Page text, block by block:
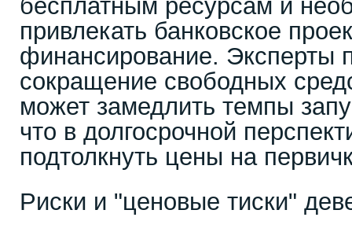
бесплатным ресурсам и
привлекать банковское
финансирование. Эксперты
сокращение свободных
может замедлить темпы
что в долгосрочной
подтолкнуть цены на
Риски и "ценовые тиски"